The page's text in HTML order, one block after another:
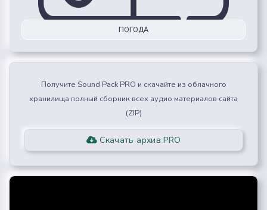
ПОГОДА
Получите Sound Pack PRO и скачайте из облачного
хранилища полный сборник всех аудио материалов сайта
(ZIP)
Скачать архив PRO